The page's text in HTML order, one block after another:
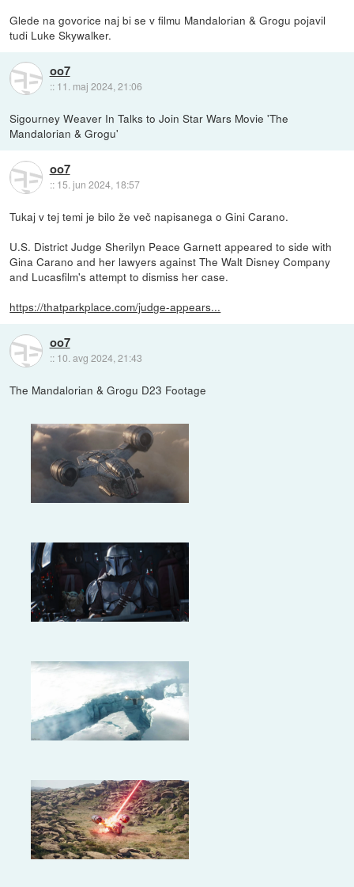
Glede na govorice naj bi se v filmu Mandalorian & Grogu pojavil
tudi Luke Skywalker.
oo7
:: 11. maj 2024, 21:06
Sigourney Weaver In Talks to Join Star Wars Movie 'The
Mandalorian & Grogu'
oo7
:: 15. jun 2024, 18:57
Tukaj v tej temi je bilo že več napisanega o Gini Carano.
U.S. District Judge Sherilyn Peace Garnett appeared to side with
Gina Carano and her lawyers against The Walt Disney Company
and Lucasfilm's attempt to dismiss her case.
https://thatparkplace.com/judge-appears...
oo7
:: 10. avg 2024, 21:43
The Mandalorian & Grogu D23 Footage